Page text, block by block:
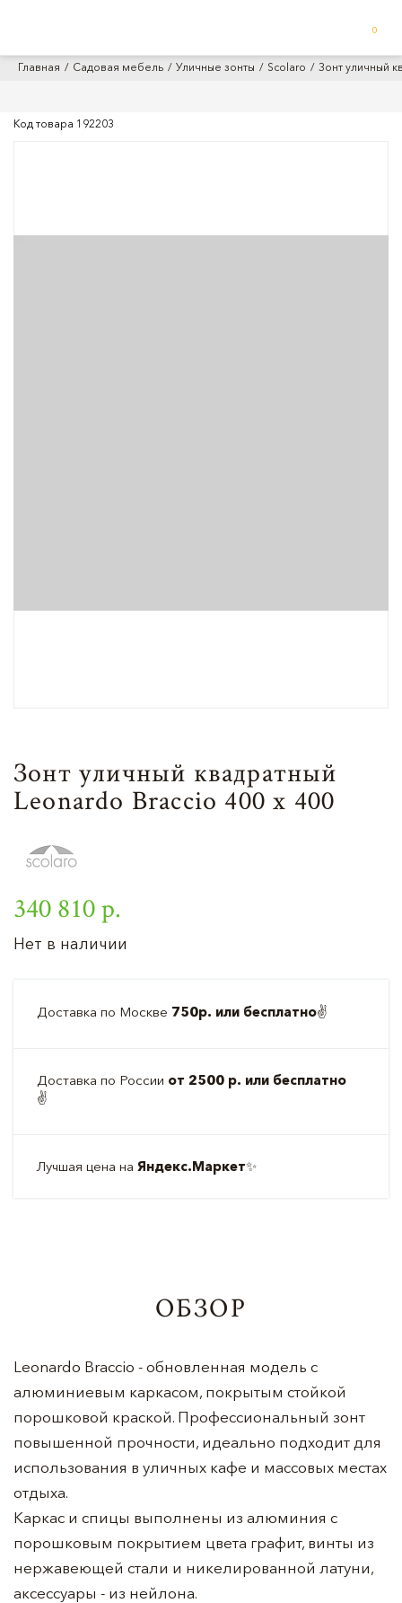
0
Главная Садовая мебель Уличные зонты Scolaro Зонт уличный
Код товара 192203
Зонт уличный квадратный
Leonardo Braccio 400 х 400
340 810 р.
Нет в наличии
Доставка по Москве 750р. или бесплатно✌️
Доставка по России от 2500 р. или бесплатно
✌️
Лучшая цена на Яндекс.Маркет✨
ОБЗОР
Leonardo Braccio - обновленная модель с
алюминиевым каркасом, покрытым стойкой
порошковой краской. Профессиональный зонт
повышенной прочности, идеально подходит для
использования в уличных кафе и массовых местах
отдыха.
Каркас и спицы выполнены из алюминия с
порошковым покрытием цвета графит, винты из
нержавеющей стали и никелированной латуни,
аксессуары - из нейлона.